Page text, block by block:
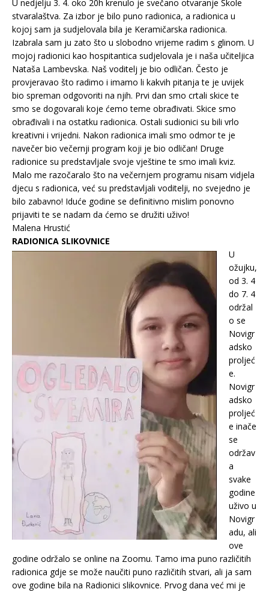
U nedjelju 3. 4. oko 20h krenulo je svečano otvaranje Škole
stvaralaštva. Za izbor je bilo puno radionica, a radionica u
kojoj sam ja sudjelovala bila je Keramičarska radionica.
Izabrala sam ju zato što u slobodno vrijeme radim s glinom. U
mojoj radionici kao hospitantica sudjelovala je i naša učiteljica
Nataša Lambevska. Naš voditelj je bio odličan. Često je
provjeravao što radimo i imamo li kakvih pitanja te je uvijek
bio spreman odgovoriti na njih. Prvi dan smo crtali skice te
smo se dogovarali koje ćemo teme obrađivati. Skice smo
obrađivali i na ostatku radionica. Ostali sudionici su bili vrlo
kreativni i vrijedni. Nakon radionica imali smo odmor te je
navečer bio večernji program koji je bio odličan! Druge
radionice su predstavljale svoje vještine te smo imali kviz.
Malo me razočaralo što na večernjem programu nisam vidjela
djecu s radionica, već su predstavljali voditelji, no svejedno je
bilo zabavno! Iduće godine se definitivno mislim ponovno
prijaviti te se nadam da ćemo se družiti uživo!
Malena Hrustić
RADIONICA SLIKOVNICE
U
ožujku,
od 3. 4
do 7. 4
održal
o se
Novigr
adsko
proljeć
e.
Novigr
adsko
proljeć
e inače
se
održav
a
svake
godine
uživo u
Novigr
adu, ali
ove
godine održalo se online na Zoomu. Tamo ima puno različitih
radionica gdje se može naučiti puno različitih stvari, ali ja sam
ove godine bila na Radionici slikovnice. Prvog dana već mi je